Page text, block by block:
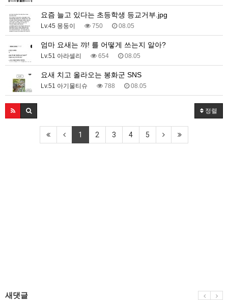
요즘 늘고 있다는 초등학생 등교거부.jpg
Lv.45 몽둥이 750 08.05
엄마 요새는 꺄! 를 어떻게 쓰는지 알아?
Lv.51 아라셀리 654 08.05
요새 치고 올라오는 봉화군 SNS
Lv.51 아기물티슈 788 08.05
정렬
1 2 3 4 5
새댓글